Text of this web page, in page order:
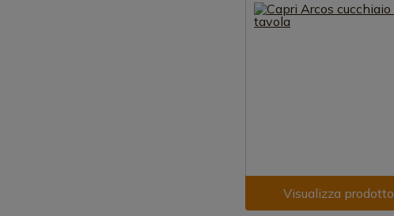
Visualizza prodotto